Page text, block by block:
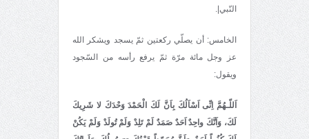
النّبي|.
الخامس: أن يصلّي ركعتين ثمّ يسجد ويشكر الله
عز وجل مائة مرّة ثمّ يرفع رأسه من السّجود
ويقول:
اَللّـهُمَّ اِنِّى اَسْاَلُكَ بِاَنَّ لَكَ الْحَمْدَ وَحْدَكَ لا شَرِيكَ
لَكَ، وَاَنَّكَ واحِدٌ اَحَدٌ صَمَدٌ لَمْ تَلِدْ وَلَمْ تُولَدْ وَلَمْ يَكُنْ